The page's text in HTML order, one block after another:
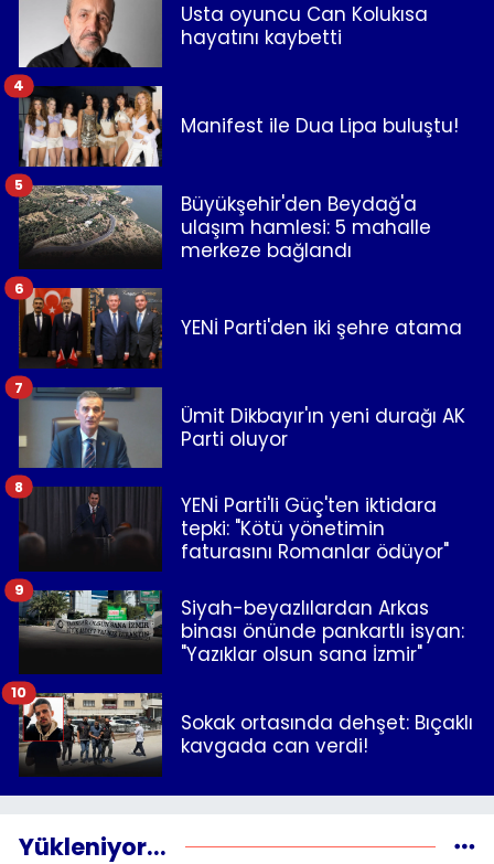
Usta oyuncu Can Kolukısa
hayatını kaybetti
Manifest ile Dua Lipa buluştu!
4
Büyükşehir'den Beydağ'a
ulaşım hamlesi: 5 mahalle
merkeze bağlandı
5
YENİ Parti'den iki şehre atama
6
Ümit Dikbayır'ın yeni durağı AK
Parti oluyor
7
YENİ Parti'li Güç'ten iktidara
tepki: "Kötü yönetimin
faturasını Romanlar ödüyor"
8
Siyah-beyazlılardan Arkas
binası önünde pankartlı isyan:
"Yazıklar olsun sana İzmir"
9
Sokak ortasında dehşet: Bıçaklı
kavgada can verdi!
10
Yükleniyor...